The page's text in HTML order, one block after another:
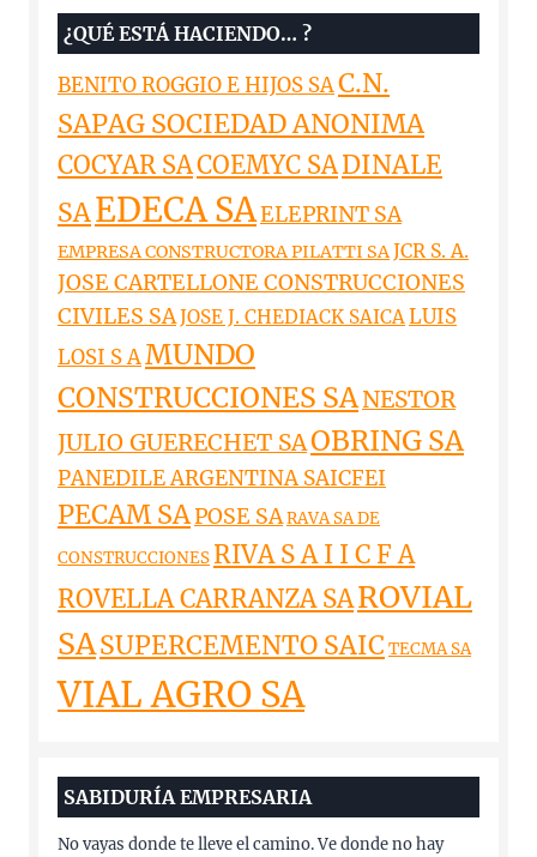
¿QUÉ ESTÁ HACIENDO… ?
BENITO ROGGIO E HIJOS SAC.N.
SAPAG SOCIEDAD ANONIMA
COCYAR SACOEMYC SADINALE
SAEDECA SAELEPRINT SA
EMPRESA CONSTRUCTORA PILATTI SAJCR S. A.
JOSE CARTELLONE CONSTRUCCIONES
CIVILES SAJOSE J. CHEDIACK SAICALUIS
LOSI S AMUNDO
CONSTRUCCIONES SANESTOR
JULIO GUERECHET SAOBRING SA
PANEDILE ARGENTINA SAICFEI
PECAM SAPOSE SARAVA SA DE
CONSTRUCCIONES RIVA S A I I C F A
ROVELLA CARRANZA SAROVIAL
SASUPERCEMENTO SAIC TECMA SA
VIAL AGRO SA
SABIDURÍA EMPRESARIA
No vayas donde te lleve el camino. Ve donde no hay